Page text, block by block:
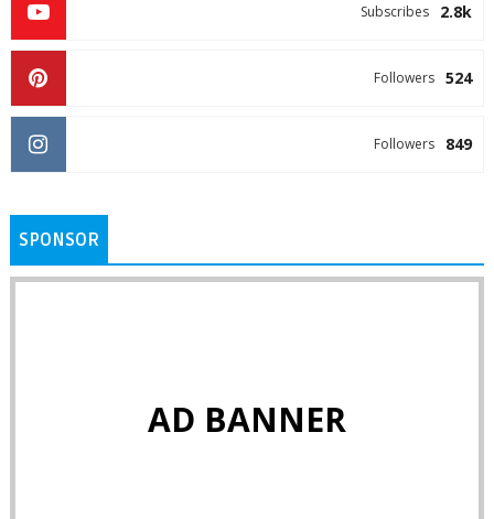
2.8k
Subscribes
524
Followers
849
Followers
SPONSOR
AD BANNER